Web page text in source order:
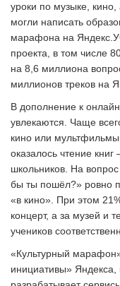
уроки по музыке, кино,
могли написать
марафона на
проекта, в том числе
на 8,6 миллиона
миллионов треков на
В дополнение к
увлекаются. Чаще
кино или
оказалось чтение
школьников. На
бы ты пошёл?» ровно
«в кино». При этом
концерт, а за музей и
учеников
«Культурный
инициативы» Яндекса,